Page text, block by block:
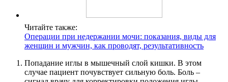
Читайте также:
Операции при недержании мочи: показания, виды для
женщин и мужчин, как проводят, результативность
Попадание иглы в мышечный слой кишки. В этом
случае пациент почувствует сильную боль. Боль –